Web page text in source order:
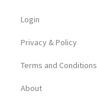
Login
Privacy & Policy
Terms and Conditions
About